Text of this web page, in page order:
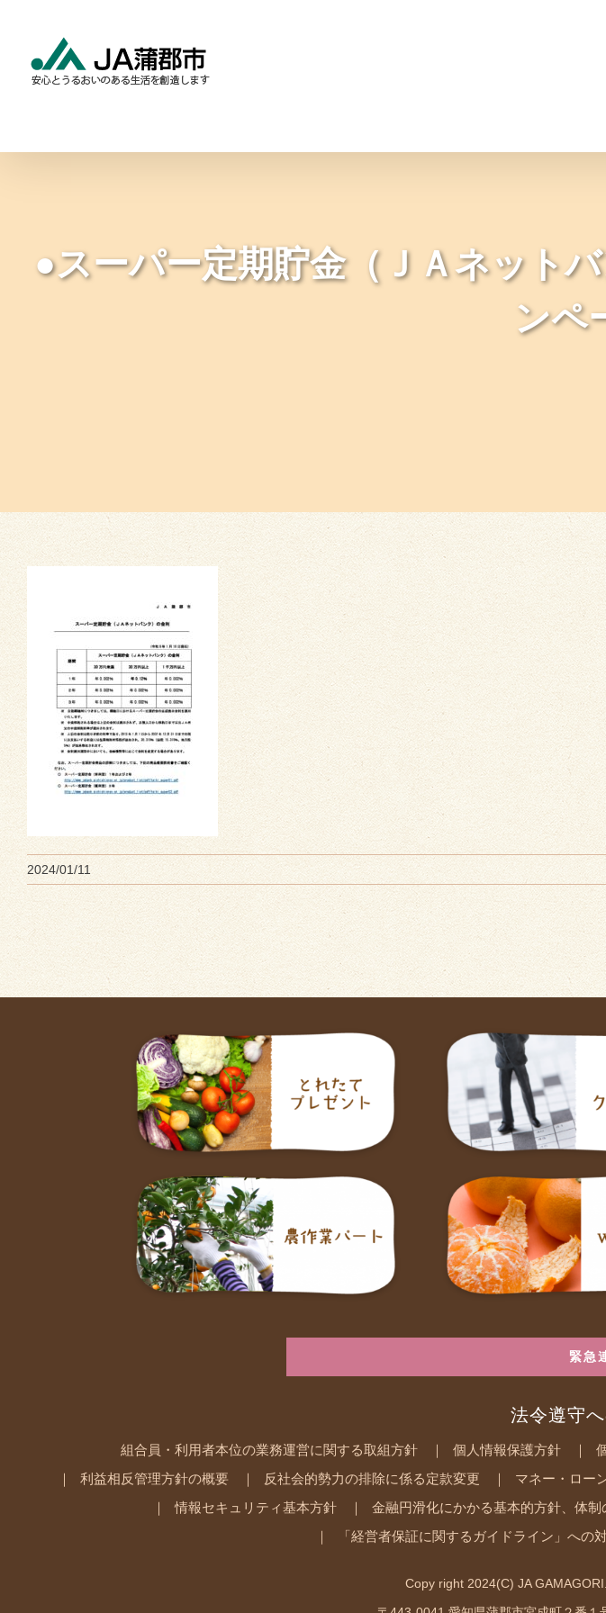
content
●スーパー定期貯金（ＪＡネット
ンペ
2024/01/11
緊急
法令遵守
組合員・利用者本位の業務運営に関する取組方針 個人情報保護方針
利益相反管理方針の概要 反社会的勢力の排除に係る定款変更 マネー・ロー
情報セキュリティ基本方針 金融円滑化にかかる基本的方針、体制
「経営者保証に関するガイドライン」への
Copy right 2024(C) JA